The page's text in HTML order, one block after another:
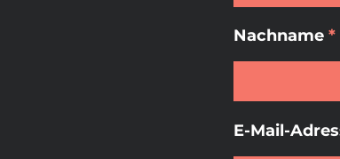
Nachname
E-Mail-